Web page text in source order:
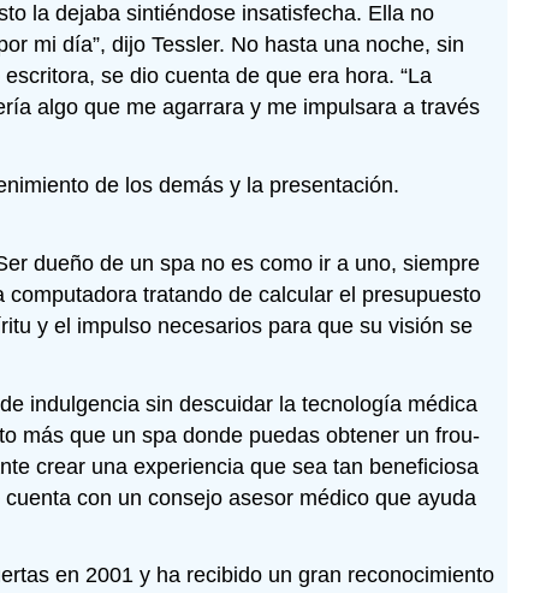
la dejaba sintiéndose insatisfecha. Ella no
mi día”, dijo Tessler. No hasta una noche, sin
se dio cuenta de que era hora. “La
algo que me agarrara y me impulsara a través
de los demás y la presentación.
dueño de un spa no es como ir a uno, siempre
tratando de calcular el presupuesto
y el impulso necesarios para que su visión se
indulgencia sin descuidar la tecnología médica
más que un spa donde puedas obtener un frou-
crear una experiencia que sea tan beneficiosa
con un consejo asesor médico que ayuda
en 2001 y ha recibido un gran reconocimiento